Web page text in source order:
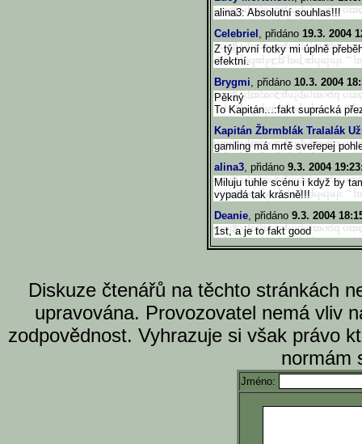
alina3: Absolutní souhlas!!!
Celebriel , přidáno 19.3. 2004
Z tý první fotky mi úplně
efektní.
Brygmi, přidáno 10.3. 2004
Pěkný
To Kapitán...:fakt suprácká
Kapitán Žbrmblák Tralalák
gamling má mrtě sveřepej
alina3, přidáno 9.3. 2004
Miluju tuhle scénu i když by
vypadá tak krásně!!!
Deanie, přidáno 9.3. 2004
1st, a je to fakt good
Diskuze čtenářů na těchto stránkách
upravována. Provozovatel nemá vliv
zodpovědnost. Vyhrazuje si však právo
normám
Jméno: